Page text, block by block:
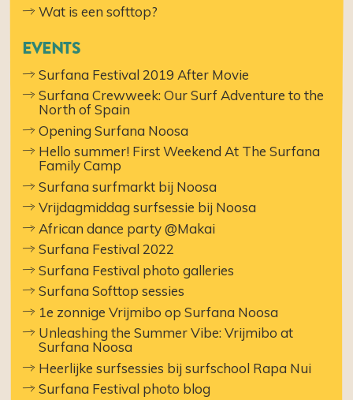
Wat is een softtop?
EVENTS
Surfana Festival 2019 After Movie
Surfana Crewweek: Our Surf Adventure to the
North of Spain
Opening Surfana Noosa
Hello summer! First Weekend At The Surfana
Family Camp
Surfana surfmarkt bij Noosa
Vrijdagmiddag surfsessie bij Noosa
African dance party @Makai
Surfana Festival 2022
Surfana Festival photo galleries
Surfana Softtop sessies
1e zonnige Vrijmibo op Surfana Noosa
Unleashing the Summer Vibe: Vrijmibo at
Surfana Noosa
Heerlijke surfsessies bij surfschool Rapa Nui
Surfana Festival photo blog